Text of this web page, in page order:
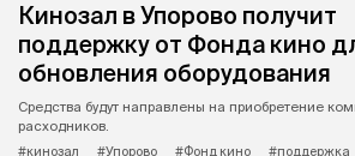
Кинозал в Упорово получит
поддержку от Фонда кино
обновления оборудования
Средства будут направлены на приобретение
расходников.
#кинозал
#Упорово #Фонд кино #поддержка